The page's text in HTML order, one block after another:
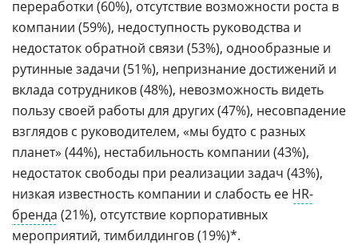
переработки (60%), отсутствие возможности роста в
компании (59%), недоступность руководства и
недостаток обратной связи (53%), однообразные и
рутинные задачи (51%), непризнание достижений и
вклада сотрудников (48%), невозможность видеть
пользу своей работы для других (47%), несовпадение
взглядов с руководителем, «мы будто с разных
планет» (44%), нестабильность компании (43%),
недостаток свободы при реализации задач (43%),
низкая известность компании и слабость ее HR-
бренда (21%), отсутствие корпоративных
мероприятий, тимбилдингов (19%)*.